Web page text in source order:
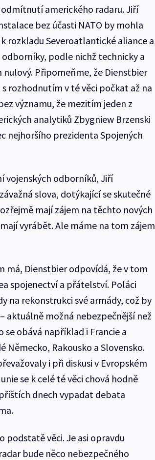
amerického radaru. Jiří
bez účasti NATO by mohla
rozkladu Severoatlantické aliance a
podle nichž technicky a
Připomeňme, že Dienstbier
rozhodnutím v té věci počkat až na
významu, že mezitím jeden z
analytiků Zbygniew Brzenski
nejhoršího prezidenta Spojených
vojenských odborníků, Jiří
slova, dotýkající se skutečné
mají zájem na těchto nových
vyrábět. Ale máme na tom zájem
má, Dienstbier odpovídá, že v tom
spojenectví a přátelství. Poláci
na rekonstrukci své armády, což by
aktuálně možná nebezpečnější než
se obává například i Francie a
Německo, Rakousko a Slovensko.
i při diskusi v Evropském
se k celé té věci chová hodně
dnech vypadat debata
podstatě věci. Je asi opravdu
bude něco nebezpečného